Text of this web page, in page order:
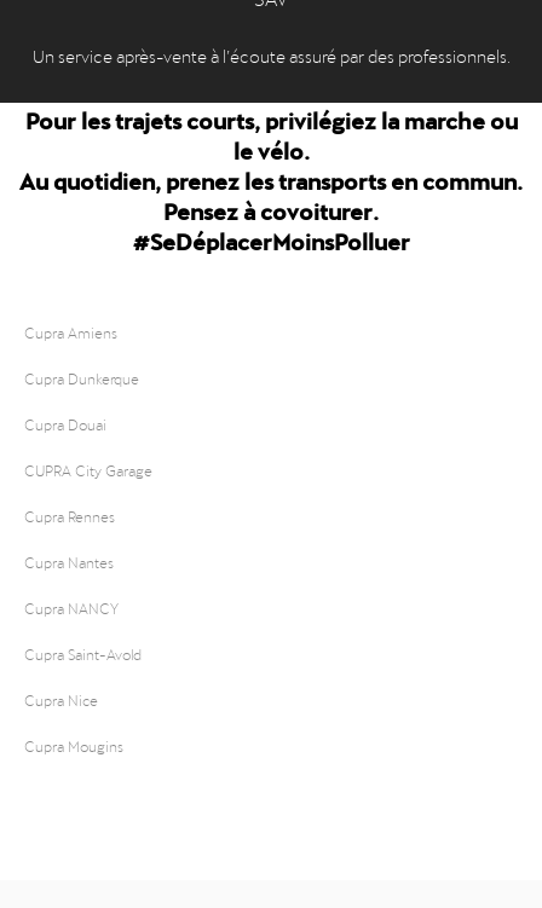
Un service après-vente à l’écoute assuré par des professionnels.
Pour les trajets courts, privilégiez la marche ou
le vélo.
Au quotidien, prenez les transports en commun.
Pensez à covoiturer.
#SeDéplacerMoinsPolluer
Cupra Amiens
Cupra Dunkerque
Cupra Douai
CUPRA City Garage
Cupra Rennes
Cupra Nantes
Cupra NANCY
Cupra Saint-Avold
Cupra Nice
Cupra Mougins